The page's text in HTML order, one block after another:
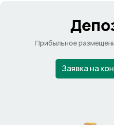
Прибыльное
Заявка на